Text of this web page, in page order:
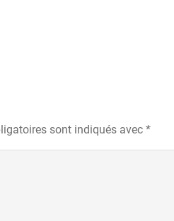
sont indiqués avec *